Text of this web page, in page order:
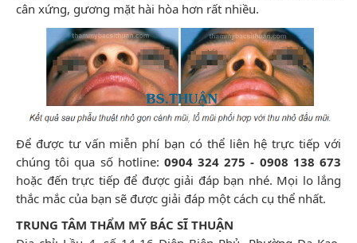
cân xứng, gương mặt hài hòa hơn rất nhiều.
Để được tư vấn miễn phí bạn có thể liên hệ trực tiếp với
chúng tôi qua số hotline: 0904 324 275 - 0908 138 673
hoặc đến trực tiếp để được giải đáp bạn nhé. Mọi lo lắng
thắc mắc của bạn sẽ được giải đáp một cách cụ thể nhất.
TRUNG TÂM THẨM MỸ BÁC SĨ THUẬN